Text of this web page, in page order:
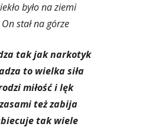
było na ziemi
On stał na górze
tak jak narkotyk
to wielka siła
miłość i lęk
też zabija
tak wiele